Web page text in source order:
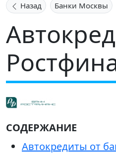
Назад Банки Москвы
СОДЕРЖАНИЕ
Автокредиты от